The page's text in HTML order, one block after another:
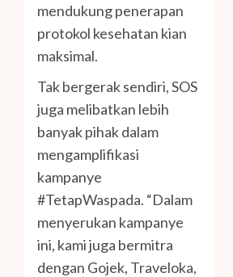
mendukung penerapan
protokol kesehatan kian
maksimal.
Tak bergerak sendiri, SOS
juga melibatkan lebih
banyak pihak dalam
mengamplifikasi
kampanye
#TetapWaspada. “Dalam
menyerukan kampanye
ini, kami juga bermitra
dengan Gojek, Traveloka,